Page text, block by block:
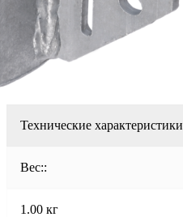
Технические характеристики
Вес::
1.00 кг